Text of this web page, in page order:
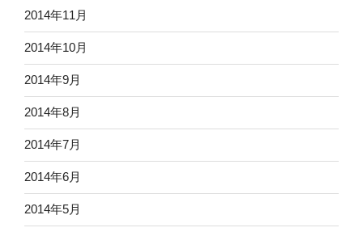
2014年11月
2014年10月
2014年9月
2014年8月
2014年7月
2014年6月
2014年5月